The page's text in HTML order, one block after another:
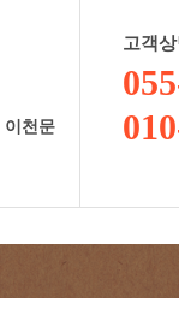
이천문
고객